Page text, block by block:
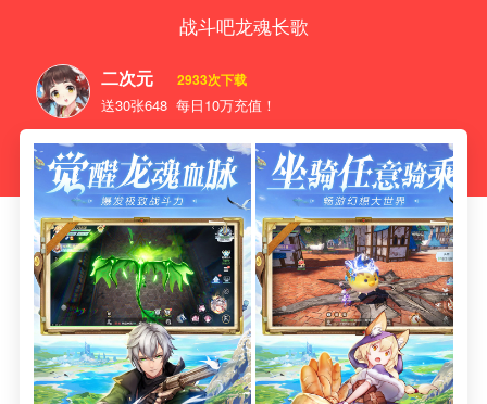
战斗吧龙魂长歌
二次元 2933次下载
送30张648 每日10万充值！